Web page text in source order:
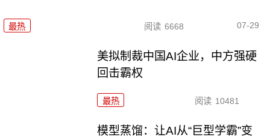
最热 阅读 6668 07-29
美拟制裁中国AI企业，中方强硬
回击霸权
最热 阅读 10481
模型蒸馏：让AI从“巨型学霸”变